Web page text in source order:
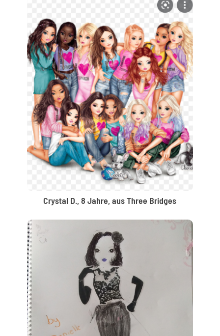
Crystal D., 8 Jahre, aus Three Bridges